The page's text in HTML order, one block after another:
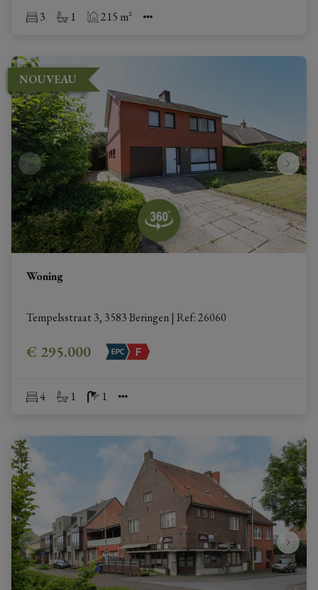
3 1 215 m²
NOUVEAU
Woning
Tempelsstraat 3, 3583 Beringen | Ref: 26060
€ 295.000
4 1 1